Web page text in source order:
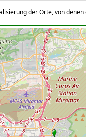
der Orte, von